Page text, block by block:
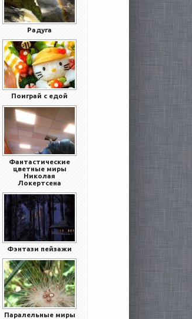
Радуга
Поиграй с едой
Фантастические
цветные миры
Николая
Локертсена
Фэнтази пейзажи
Паралельные миры